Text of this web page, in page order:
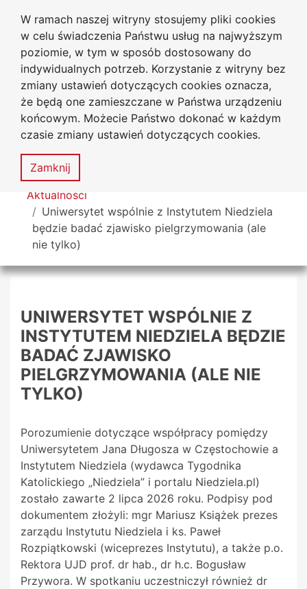
W ramach naszej witryny stosujemy pliki cookies
w celu świadczenia Państwu usług na najwyższym
poziomie, w tym w sposób dostosowany do
indywidualnych potrzeb. Korzystanie z witryny bez
zmiany ustawień dotyczących cookies oznacza,
że będą one zamieszczane w Państwa urządzeniu
końcowym. Możecie Państwo dokonać w każdym
czasie zmiany ustawień dotyczących cookies.
Zamknij
Przejdź do głównego menu
Przejdź do treści
Przejdź do wyszukiwarki
Przejdź do mapy serwisu
Uniwersytet
Jana Długosza w Częstochowie
Mapa
serwisu
MENU
Tutaj jesteś
Aktualności
Uniwersytet wspólnie z Instytutem Niedziela
będzie badać zjawisko pielgrzymowania (ale
nie tylko)
UNIWERSYTET WSPÓLNIE Z
INSTYTUTEM NIEDZIELA BĘDZIE
BADAĆ ZJAWISKO
PIELGRZYMOWANIA (ALE NIE
TYLKO)
Porozumienie dotyczące współpracy pomiędzy
Uniwersytetem Jana Długosza w Częstochowie a
Instytutem Niedziela (wydawca Tygodnika
Katolickiego „Niedziela” i portalu Niedziela.pl)
zostało zawarte 2 lipca 2026 roku. Podpisy pod
dokumentem złożyli: mgr Mariusz Książek prezes
zarządu Instytutu Niedziela i ks. Paweł
Rozpiątkowski (wiceprezes Instytutu), a także p.o.
Rektora UJD prof. dr hab., dr h.c. Bogusław
Przywora. W spotkaniu uczestniczył również dr